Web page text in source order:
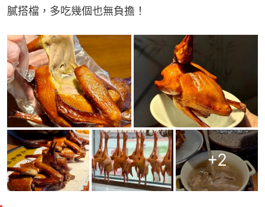
膩搭檔，多吃幾個也無負擔！
+2